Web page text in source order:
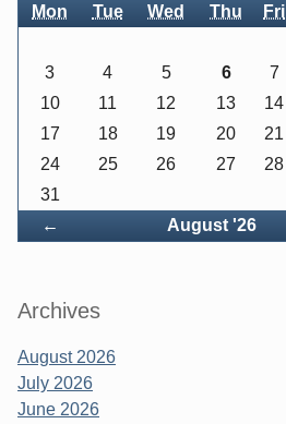
Mon Tue Wed Thu Fri
← August '26
3
4 5 6 7
10
11 12 13 14
17
18 19 20 21
24
25 26 27 28
31
Archives
August 2026
July 2026
June 2026